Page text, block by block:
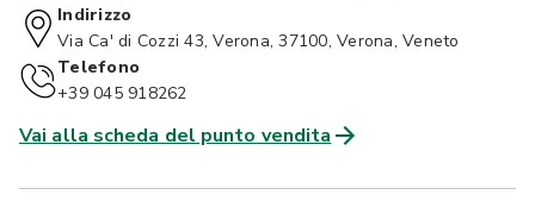
Indirizzo
Via Ca' di Cozzi 43, Verona, 37100, Verona, Veneto
Telefono
+39 045 918262
Vai alla scheda del punto vendita